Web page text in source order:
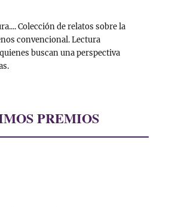
Colección de relatos sobre la
convencional. Lectura
buscan una perspectiva
PREMIOS